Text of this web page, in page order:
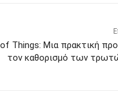
Things: Μια πρακτική
τον καθορισμό των